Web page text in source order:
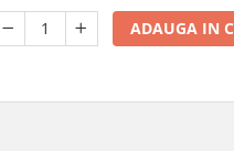
ADAUGA IN